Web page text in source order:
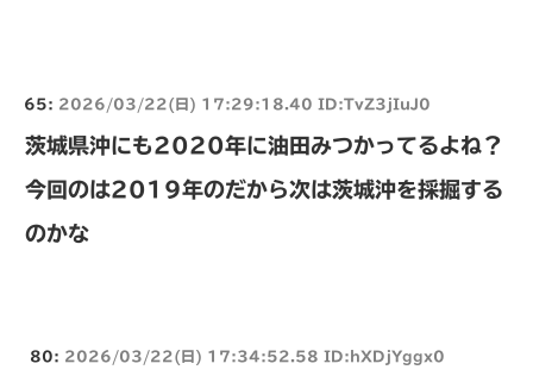
65: 2026/03/22(日) 17:29:18.40 ID:TvZ3jIuJ0
茨城県沖にも2020年に油田みつかってるよね？
今回のは2019年のだから次は茨城沖を採掘する
のかな
80: 2026/03/22(日) 17:34:52.58 ID:hXDjYggx0